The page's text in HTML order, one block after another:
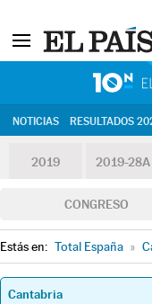
NOTICIAS RESULTADOS
2019 2019-28A
CONGRESO
Estás en: Total España »